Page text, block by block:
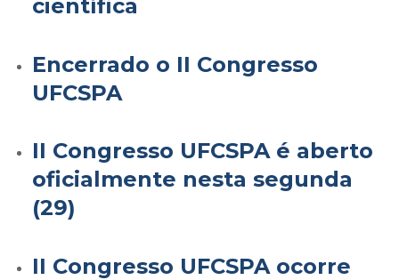
científica
Encerrado o II Congresso
UFCSPA
II Congresso UFCSPA é aberto
oficialmente nesta segunda
(29)
II Congresso UFCSPA ocorre